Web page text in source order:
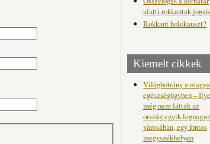
alatti rokkantak
Rokkant holokauszt?
Kiemelt cikkek
Világbotrány a
egészségügyben –
még nem láttak az
ország egyik
városában, egy fontos
megyszékhelyen